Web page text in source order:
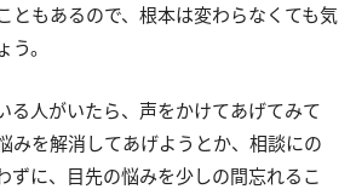
ともあるので、根本は変わらなくても気
。
る人がいたら、声をかけてあげてみて
みを解消してあげようとか、相談にの
ずに、目先の悩みを少しの間忘れるこ